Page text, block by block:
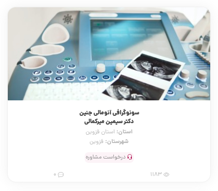
سونوگرافی آنومالی جنین
دکتر سیمین میرکمالی
استان: استان قزوین
شهرستان: قزوین
درخواست مشاوره